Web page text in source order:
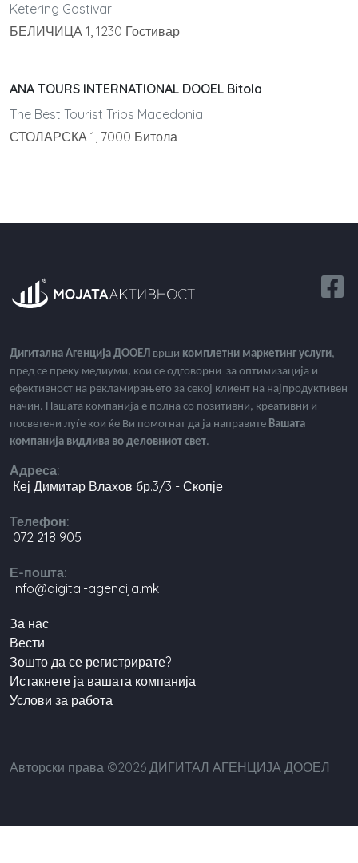
Ketering Gostivar
БЕЛИЧИЦА 1, 1230 Гостивар
ANA TOURS INTERNATIONAL DOOEL Bitola
The Best Tourist Trips Macedonia
СТОЛАРСКА 1, 7000 Битола
Дигитална Агенција ДООЕЛ врши комплетни маркетинг услуги,
пред се преку медиуми, кои се одговорни за оптимизација и
ефективност на рекламирањето за секој клиент на најпродуктивен
начин. Нашата компанија е полна со позитивни, креативни и
посветени луѓе кои ќе Ви помогнат да ја направите Вашата
компанија видлива во деловниот свет.
Адреса:
Кеј Димитар Влахов бр.3/3 - Скопје
Телефон:
072 218 905
Е-пошта:
info@digital-agencija.mk
За нас
Вести
Зошто да се регистрирате?
Истакнете ја вашата компанија!
Услови за работа
Авторски права ©2026 ДИГИТАЛ АГЕНЦИЈА ДООЕЛ